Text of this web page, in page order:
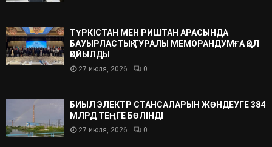
ТҮРКІСТАН МЕН РИШТАН АРАСЫНДА
БАУЫРЛАСТЫҚ ТУРАЛЫ МЕМОРАНДУМҒА ҚОЛ
ҚОЙЫЛДЫ
27 июля, 2026 0
БИЫЛ ЭЛЕКТР СТАНСАЛАРЫН ЖӨНДЕУГЕ 384
МЛРД ТЕҢГЕ БӨЛІНДІ
27 июля, 2026 0